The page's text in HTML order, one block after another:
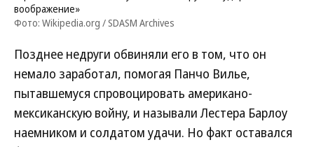
воображение»
Фото: Wikipedia.org / SDASM Archives
Позднее недруги обвиняли его в том, что он
немало заработал, помогая Панчо Вилье,
пытавшемуся спровоцировать американо-
мексиканскую войну, и называли Лестера Барлоу
наемником и солдатом удачи. Но факт оставался